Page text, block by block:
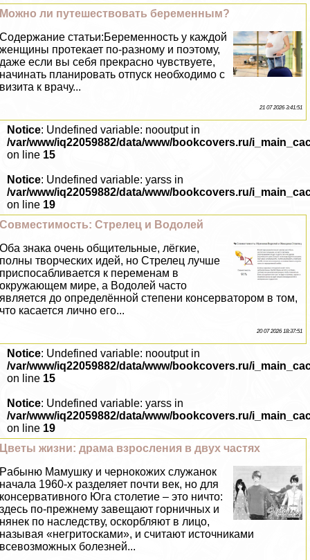
Можно ли путешествовать беременным?
Содержание статьи:Беременность у каждой
женщины протекает по-разному и поэтому,
даже если вы себя прекрасно чувствуете,
начинать планировать отпуск необходимо с
визита к врачу...
21 07 2026 3:41:51
Notice: Undefined variable: nooutput in
/var/www/iq22059882/data/www/bookcovers.ru/
on line 15
Notice: Undefined variable: yarss in
/var/www/iq22059882/data/www/bookcovers.ru/
on line 19
Совместимость: Стрелец и Водолей
Оба знака очень общительные, лёгкие,
полны творческих идей, но Стрелец лучше
приспосабливается к переменам в
окружающем мире, а Водолей часто
является до определённой степени консерватором в том,
что касается лично его...
20 07 2026 18:37:51
Notice: Undefined variable: nooutput in
/var/www/iq22059882/data/www/bookcovers.ru/
on line 15
Notice: Undefined variable: yarss in
/var/www/iq22059882/data/www/bookcovers.ru/
on line 19
Цветы жизни: драма взросления в двух частях
Paбыню Мамушку и чернокожих служанок
начала 1960-х разделяет почти век, но для
консервативного Юга столетие – это ничто:
здесь по-прежнему завещают горничных и
нянек по наследству, оскорбляют в лицо,
называя «негритосками», и считают источниками
всевозможных болезней...